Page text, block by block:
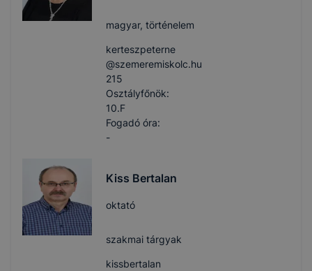
magyar, történelem
kerteszpeterne​
@szemeremiskolc.hu
215
Osztályfőnök:
10.F
Fogadó óra:
-
Kiss Bertalan
oktató
szakmai tárgyak
kissbertalan​